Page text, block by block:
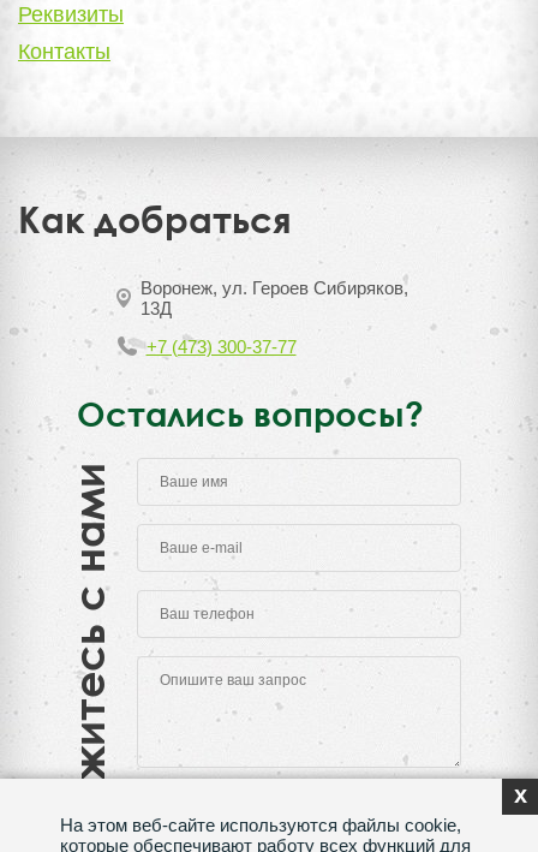
Реквизиты
Контакты
Как добраться
Воронеж, ул. Героев Сибиряков,
13Д
+7 (473) 300-37-77
Остались вопросы?
Свяжитесь с нами x
На этом веб-сайте используются файлы cookie,
которые обеспечивают работу всех функций для